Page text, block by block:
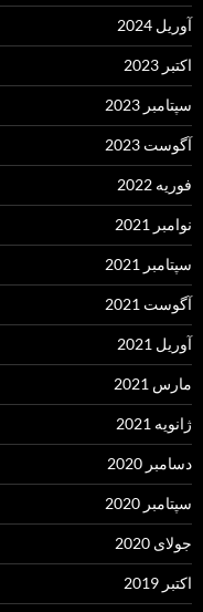
آوریل 2024
اکتبر 2023
سپتامبر 2023
آگوست 2023
فوریه 2022
نوامبر 2021
سپتامبر 2021
آگوست 2021
آوریل 2021
مارس 2021
ژانویه 2021
دسامبر 2020
سپتامبر 2020
جولای 2020
اکتبر 2019